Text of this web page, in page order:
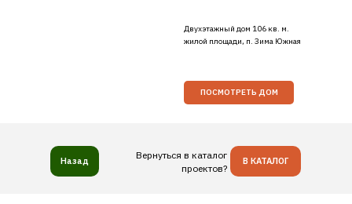
Двухэтажный дом 106 кв. м.
жилой площади, п. Зима Южная
ПОСМОТРЕТЬ ДОМ
Вернуться в каталог
проектов?
В КАТАЛОГ
Назад